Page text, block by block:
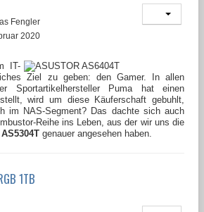
Fengler
2020
IT-
Ziel zu geben: den Gamer. In allen
Sportartikelhersteller Puma hat einen
wird um diese Käuferschaft gebuhlt,
im NAS-Segment? Das dachte sich auch
Reihe ins Leben, aus der wir uns die
genauer angesehen haben.
1TB